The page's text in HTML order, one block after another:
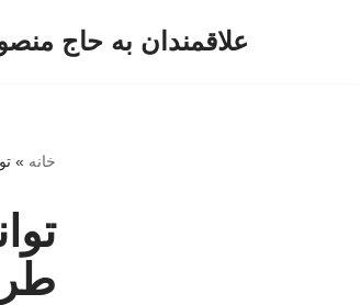
علاقمندان به حاج
خانه »